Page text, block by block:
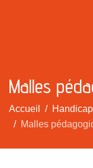
Malles
Accueil Handicap
Malles